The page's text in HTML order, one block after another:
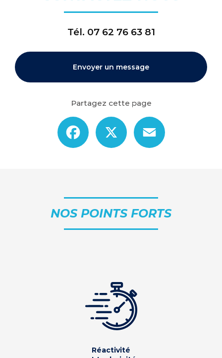
Tél. 07 62 76 63 81
Envoyer un message
Partagez cette page
Facebook
NOS POINTS FORTS
Réactivité